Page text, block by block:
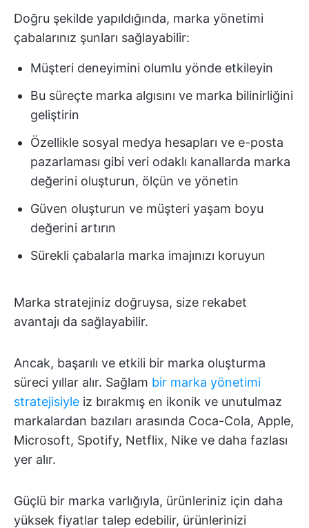
Doğru şekilde yapıldığında, marka yönetimi
çabalarınız şunları sağlayabilir:
Müşteri deneyimini olumlu yönde etkileyin
Bu süreçte marka algısını ve marka bilinirliğini
geliştirin
Özellikle sosyal medya hesapları ve e-posta
pazarlaması gibi veri odaklı kanallarda marka
değerini oluşturun, ölçün ve yönetin
Güven oluşturun ve müşteri yaşam boyu
değerini artırın
Sürekli çabalarla marka imajınızı koruyun
Marka stratejiniz doğruysa, size rekabet
avantajı da sağlayabilir.
Ancak, başarılı ve etkili bir marka oluşturma
süreci yıllar alır. Sağlam bir marka yönetimi
stratejisiyle iz bırakmış en ikonik ve unutulmaz
markalardan bazıları arasında Coca-Cola, Apple,
Microsoft, Spotify, Netflix, Nike ve daha fazlası
yer alır.
Güçlü bir marka varlığıyla, ürünleriniz için daha
yüksek fiyatlar talep edebilir, ürünlerinizi